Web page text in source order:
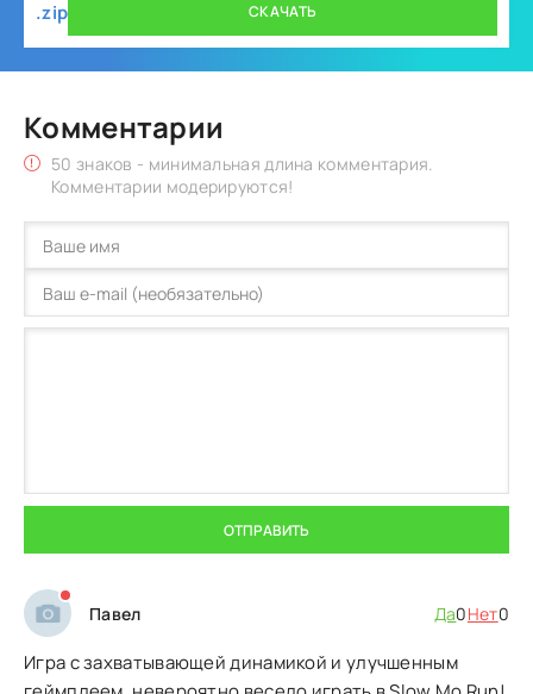
.zip СКАЧАТЬ
Комментарии
50 знаков - минимальная длина комментария.
Комментарии модерируются!
ОТПРАВИТЬ
Павел Да0Нет0
Игра с захватывающей динамикой и улучшенным